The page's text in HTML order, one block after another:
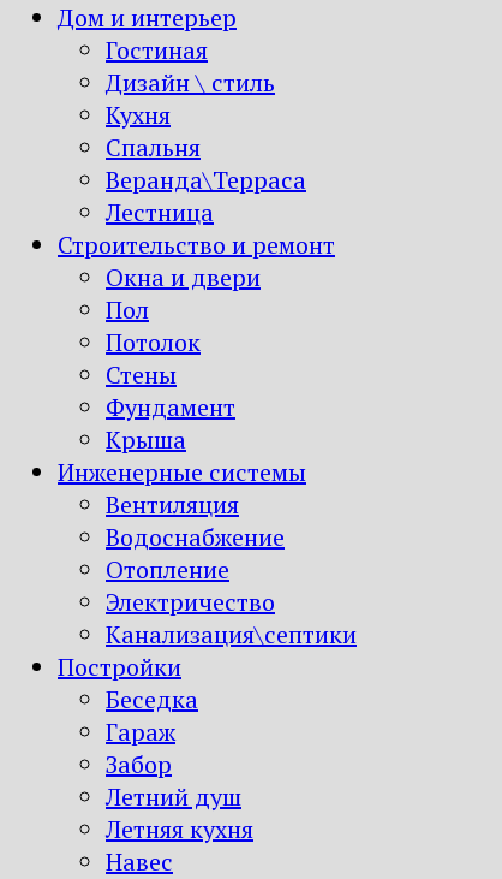
Дом и интерьер
Гостиная
Дизайн \ стиль
Кухня
Спальня
Веранда\Терраса
Лестница
Строительство и ремонт
Окна и двери
Пол
Потолок
Стены
Фундамент
Крыша
Инженерные системы
Вентиляция
Водоснабжение
Отопление
Электричество
Канализация\септики
Постройки
Беседка
Гараж
Забор
Летний душ
Летняя кухня
Навес